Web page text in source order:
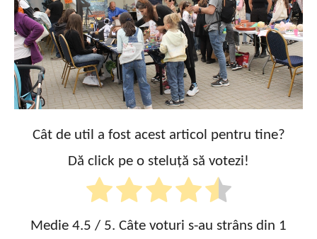
Cât de util a fost acest articol pentru tine?
Dă click pe o steluță să votezi!
Medie 4.5 / 5. Câte voturi s-au strâns din 1